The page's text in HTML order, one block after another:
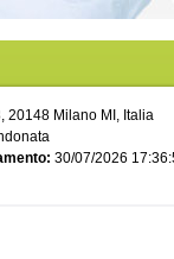
20148 Milano MI, Italia
30/07/2026